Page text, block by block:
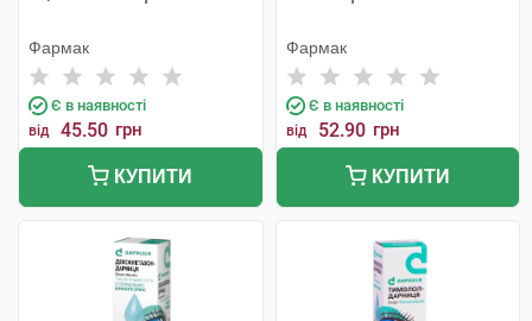
Фармак
Є в наявності
від 45.50 грн
КУПИТИ
Фармак
Є в наявності
від 52.90 грн
КУПИТИ